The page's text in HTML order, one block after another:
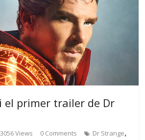
el primer trailer de Dr
3056 Views 0 Comments Dr Strange,